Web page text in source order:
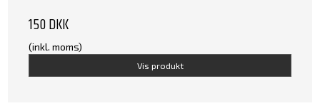
150 DKK
(inkl. moms)
Vis produkt